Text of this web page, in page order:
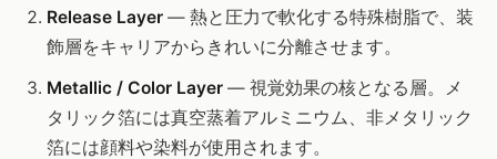
Release Layer — 熱と圧力で軟化する特殊樹脂で、装
飾層をキャリアからきれいに分離させます。
Metallic / Color Layer — 視覚効果の核となる層。メ
タリック箔には真空蒸着アルミニウム、非メタリック
箔には顔料や染料が使用されます。